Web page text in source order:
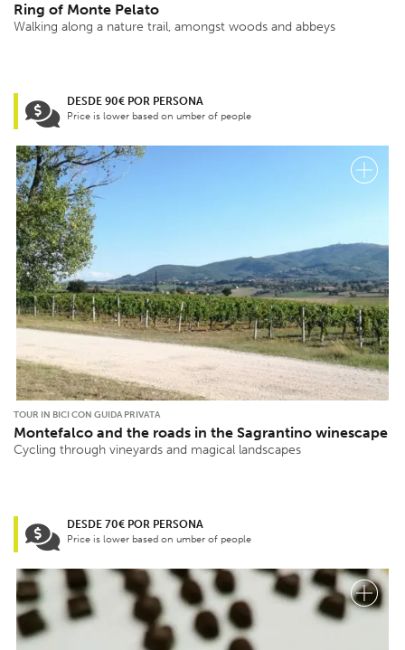
Ring of Monte Pelato
Walking along a nature trail, amongst woods and abbeys
DESDE 90€ POR PERSONA
Price is lower based on umber of people
TOUR IN BICI CON GUIDA PRIVATA
Montefalco and the roads in the Sagrantino winescape
Cycling through vineyards and magical landscapes
DESDE 70€ POR PERSONA
Price is lower based on umber of people